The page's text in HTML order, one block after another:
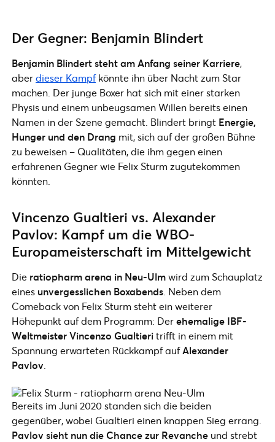
Der Gegner: Benjamin Blindert
Benjamin Blindert steht am Anfang seiner Karriere,
aberdieser Kampfkönnte ihn über Nacht zum Star
machen. Der junge Boxer hat sich mit einer starken
Physis und einem unbeugsamen Willen bereits einen
Namen in der Szene gemacht. Blindert bringt Energie,
Hunger und den Drang mit, sich auf der großen Bühne
zu beweisen – Qualitäten, die ihm gegen einen
erfahrenen Gegner wie Felix Sturm zugutekommen
könnten.
Vincenzo Gualtieri vs. Alexander
Pavlov: Kampf um die WBO-
Europameisterschaft im Mittelgewicht
Die ratiopharm arena in Neu-Ulmwird zum Schauplatz
eines unvergesslichen Boxabends . Neben dem
Comeback von Felix Sturm steht ein weiterer
Höhepunkt auf dem Programm: Derehemalige IBF-
Weltmeister Vincenzo Gualtieritrifft in einem mit
Spannung erwarteten Rückkampf aufAlexander
Pavlov
Bereits im Juni 2020 standen sich die beiden
gegenüber, wobei Gualtieri einen knappen Sieg errang.
Pavlov sieht nun die Chance zur Revanche und strebt